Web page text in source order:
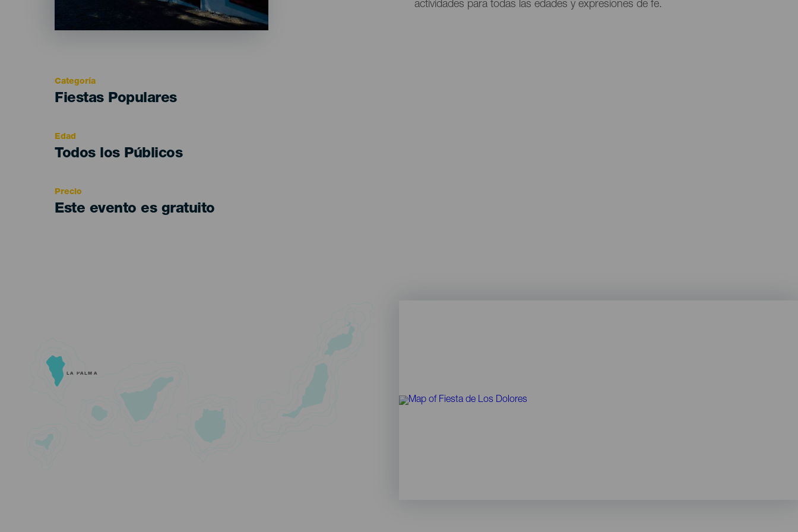
actividades para todas las edades y expresiones de fe.
Categoría
Categoría
Fiestas Populares
Edad
Edad
Todos los Públicos
Precio
Este evento es gratuito
LA PALMA